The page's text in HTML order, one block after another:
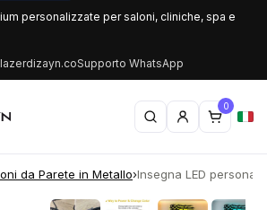
personalizzate per saloni, cliniche, spa e
Supporto WhatsApp
0
da Parete in Metallo›Insegna LED
›